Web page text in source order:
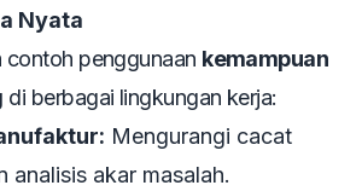
Nyata
contoh penggunaan kemampuan
di berbagai lingkungan kerja:
Mengurangi cacat
analisis akar masalah.